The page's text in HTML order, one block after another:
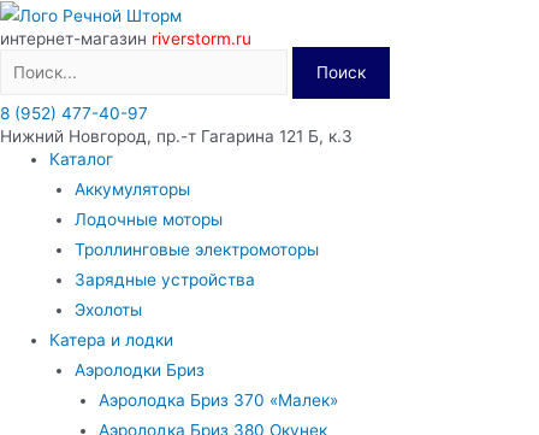
Перейти
к
содержимому
интернет-магазин riverstorm.ru
Поиск
8 (952) 477-40-97
Нижний Новгород, пр.-т Гагарина 121 Б, к.3
Каталог
Аккумуляторы
Лодочные моторы
Троллинговые электромоторы
Зарядные устройства
Эхолоты
Катера и лодки
Аэролодки Бриз
Аэролодка Бриз 370 «Малек»
Аэролодка Бриз 380 Окунек